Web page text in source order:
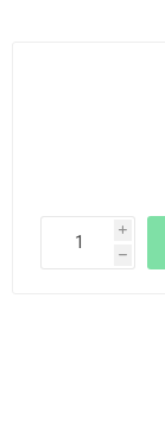
i
h